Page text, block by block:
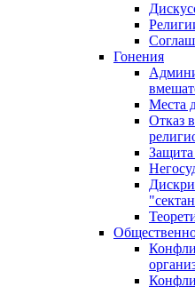
Гонения
Места
Отказ